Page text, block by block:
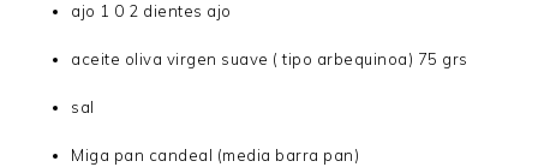
ajo 1 0 2 dientes ajo
aceite oliva virgen suave ( tipo arbequinoa) 75 grs
sal
Miga pan candeal (media barra pan)